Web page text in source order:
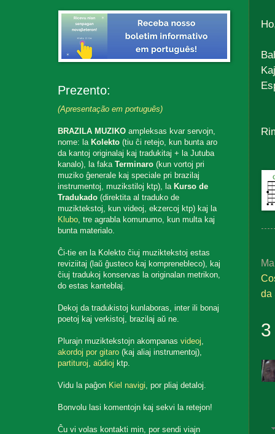
da
Prezento:
(Apresentação em português)
BRAZILA MUZIKO ampleksas kvar servojn,
nome: la Kolekto (tiu ĉi retejo, kun bunta aro
da kantoj originalaj kaj tradukitaj + la Jutuba
kanalo), la fakaTerminaro (kun vortoj pri
muziko ĝenerale kaj speciale pri brazilaj
instrumentoj, muzikstiloj ktp), la Kurso de
Tradukado (direktita al traduko de
muziktekstoj, kun videoj, ekzercoj ktp) kaj la
Klubo, tre agrabla komunumo, kun multa kaj
bunta materialo.
Ĉi-tie en la Kolekto ĉiuj muziktekstoj estas
reviziitaj (laŭ ĝusteco kaj komprenebleco), kaj
ĉiuj tradukoj konservas la originalan metrikon,
do estas kanteblaj.
Dekoj da tradukistoj kunlaboras, inter ili bonaj
poetoj kaj verkistoj, brazilaj aŭ ne.
Plurajn muziktekstojn akompanasvideoj,
akordoj por gitaro (kaj aliaj instrumentoj),
partituroj,aŭdioj ktp.
Vidu la paĝon Kiel navigi, por pliaj detaloj.
Bonvolu lasi komentojn kaj sekvi la retejon!
Ĉu vi volas kontakti min, por sendi viajn